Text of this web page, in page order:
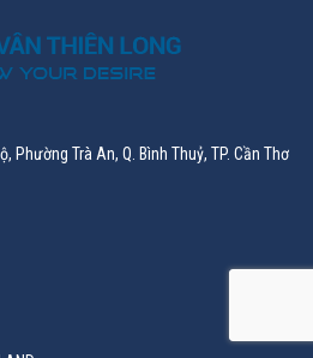
Phường Trà An, Q. Bình Thuỷ, TP. Cần Thơ